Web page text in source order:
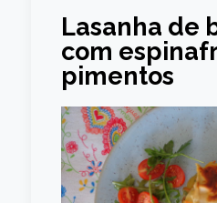
Lasanha de
com
pimentos